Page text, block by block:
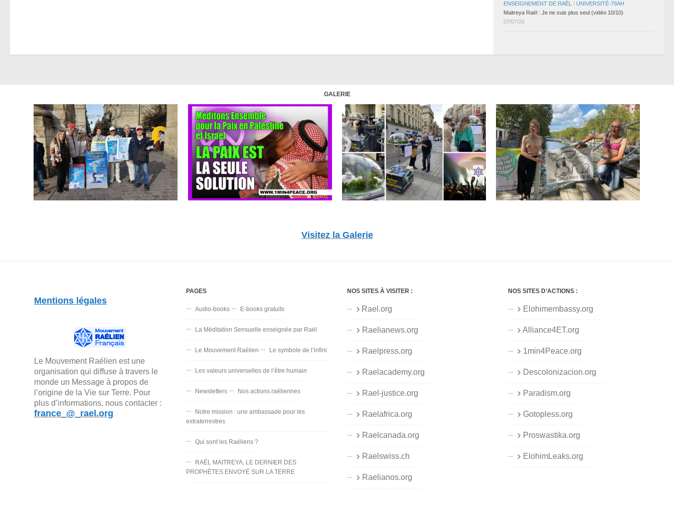
ENSEIGNEMENT DE RAËL / UNIVERSITÉ-79AH
Maitreya Raël : Je ne suis plus seul (vidéo 10/10)
07/07/26
GALERIE
Visitez la Galerie
Mentions légales
Le Mouvement Raélien est une
organisation qui diffuse à travers le
monde un Message à propos de
l’origine de la Vie sur Terre. Pour
plus d’informations, nous contacter :
france_@_rael.org
PAGES
Audio-books E-books gratuits
La Méditation Sensuelle enseignée par Raël
Le Mouvement Raélien Le symbole de l’infini
Les valeurs universelles de l’être humain
Newsletters Nos actions raéliennes
Notre mission : une ambassade pour les
extraterrestres
Qui sont les Raéliens ?
RAËL MAITREYA, LE DERNIER DES
PROPHÈTES ENVOYÉ SUR LA TERRE
NOS SITES À VISITER :
Rael.org
Raelianews.org
Raelpress.org
Raelacademy.org
Rael-justice.org
Raelafrica.org
Raelcanada.org
Raelswiss.ch
Raelianos.org
NOS SITES D’ACTIONS :
Elohimembassy.org
Alliance4ET.org
1min4Peace.org
Descolonizacion.org
Paradism.org
Gotopless.org
Proswastika.org
ElohimLeaks.org